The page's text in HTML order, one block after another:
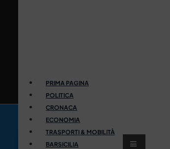
PRIMA PAGINA
POLITICA
CRONACA
ECONOMIA
TRASPORTI & MOBILITÀ
BARSICILIA